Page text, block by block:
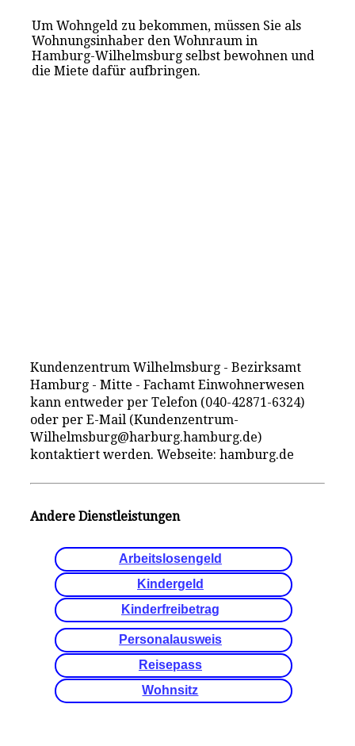
Um Wohngeld zu bekommen, müssen Sie als
Wohnungsinhaber den Wohnraum in
Hamburg-Wilhelmsburg selbst bewohnen und
die Miete dafür aufbringen.
Kundenzentrum Wilhelmsburg - Bezirksamt
Hamburg - Mitte - Fachamt Einwohnerwesen
kann entweder per Telefon (040-42871-6324)
oder per E-Mail (Kundenzentrum-
Wilhelmsburg@harburg.hamburg.de)
kontaktiert werden. Webseite: hamburg.de
Andere Dienstleistungen
Arbeitslosengeld
Kindergeld
Kinderfreibetrag
Personalausweis
Reisepass
Wohnsitz